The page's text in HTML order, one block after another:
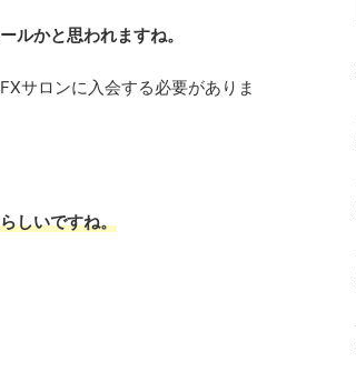
ルかと思われますね。
サロンに入会する必要がありま
しいですね。